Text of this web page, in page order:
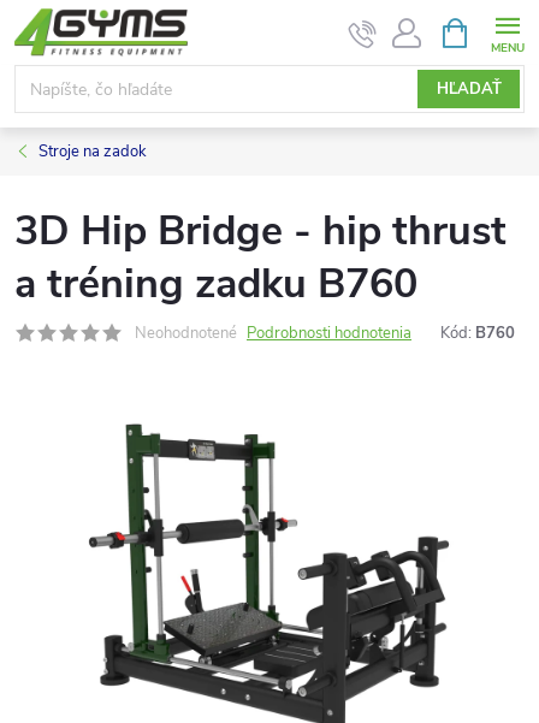
Prejsť
na
obsah
HĽADAŤ
KOŠÍK
Stroje na zadok
3D Hip Bridge - hip thrust
a tréning zadku B760
Neohodnotené Podrobnosti hodnotenia Kód: B760